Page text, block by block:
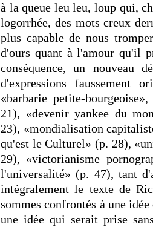
à la queue leu leu, loup qui,
logorrhée, des mots creux
plus capable de nous
d'ours quant à l'amour qu'il
conséquence, un nouveau
d'expressions faussement
«barbarie petite-
21), «devenir yankee du
23), «mondialisation
qu'est le Culturel» (p. 28),
29), «victorianisme
l'universalité» (p. 47), tant
intégralement le texte de
sommes confrontés à une
une idée qui serait prise